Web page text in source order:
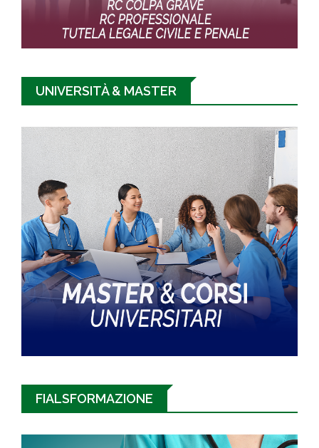
UNIVERSITÀ & MASTER
FIALSFORMAZIONE